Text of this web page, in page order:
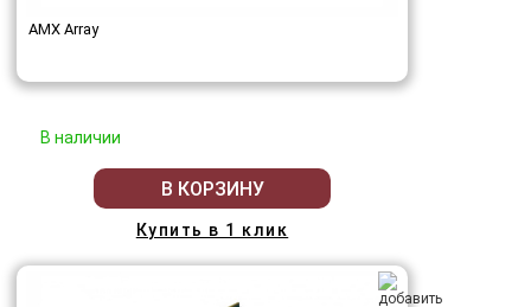
AMX Array
В наличии
В КОРЗИНУ
Купить в 1 клик